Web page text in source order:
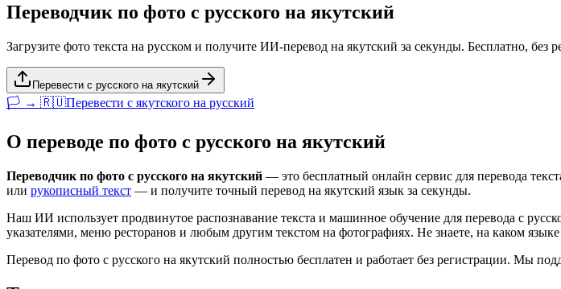
Переводчик по фото с русского на якутский
Загрузите фото текста на русском и получите ИИ-перевод на якутский за секунды. Бесплатно, без
Перевести с русского на якутский
🏳️ → 🇷🇺Перевести с якутского на русский
О переводе по фото с русского на якутский
Переводчик по фото с русского на якутский — это бесплатный онлайн сервис для перевода
или рукописный текст — и получите точный перевод на якутский язык за секунды.
Наш ИИ использует продвинутое распознавание текста и машинное обучение для перевода с
указателями, меню ресторанов и любым другим текстом на фотографиях. Не знаете, на каком
Перевод по фото с русского на якутский полностью бесплатен и работает без регистрации. Мы